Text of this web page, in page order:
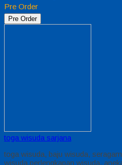
Pre Order
Pre Order
toga wisuda sarjana
toga wisuda, baju wisuda,
wisuda,perlengkapan wisuda,